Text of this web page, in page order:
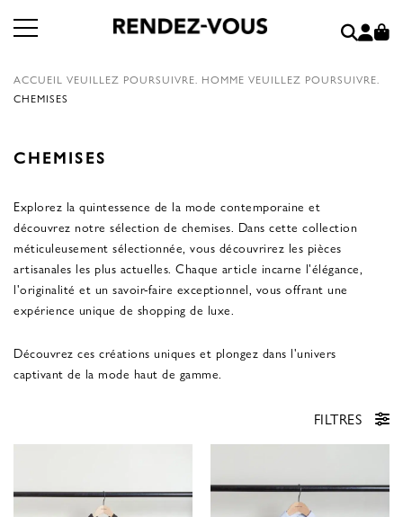
ACCUEIL VEUILLEZ POURSUIVRE. HOMME VEUILLEZ POURSUIVRE.
CHEMISES
CHEMISES
Explorez la quintessence de la mode contemporaine et
découvrez notre sélection de chemises. Dans cette collection
méticuleusement sélectionnée, vous découvrirez les pièces
artisanales les plus actuelles. Chaque article incarne l'élégance,
l'originalité et un savoir-faire exceptionnel, vous offrant une
expérience unique de shopping de luxe.
Découvrez ces créations uniques et plongez dans l'univers
captivant de la mode haut de gamme.
FILTRES